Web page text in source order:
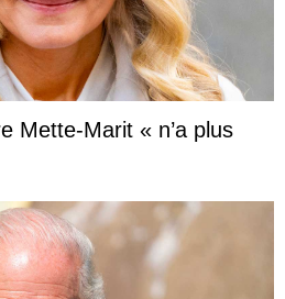
Mette-Marit « n’a plus